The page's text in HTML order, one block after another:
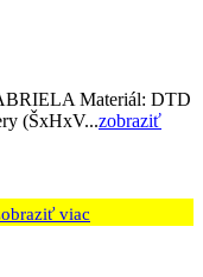
Materiál: DTD
(ŠxHxV...zobraziť
viac